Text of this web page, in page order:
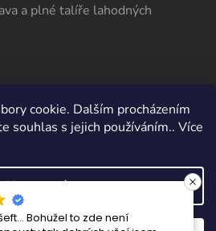
cookie. Dalším procházením
souhlas s jejich používáním.. Více
Nastavení
a plné talíře lahodných
Shoptet
Bohužel to zde není